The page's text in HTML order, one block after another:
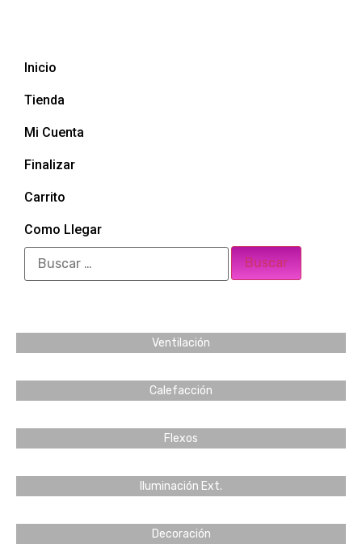
Inicio
Tienda
Mi Cuenta
Finalizar
Carrito
Como Llegar
Ventilación
Calefacción
Flexos
Iluminación Ext.
Decoración